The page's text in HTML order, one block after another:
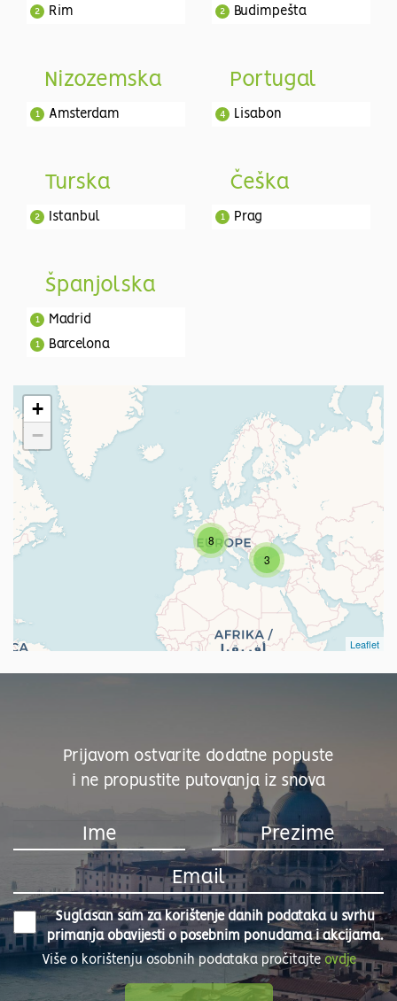
Rim
2 Budimpešta
2
Nizozemska
Amsterdam
1
Portugal
Lisabon
4
Turska
Istanbul
2
Češka
Prag
1
Španjolska
Madrid
1
Barcelona
1
3
8
+
−
Leaflet
Prijavom ostvarite dodatne popuste
i ne propustite putovanja iz snova
Suglasan sam za korištenje danih podataka u svrhu
primanja obavijesti o posebnim ponudama i akcijama.
Više o korištenju osobnih podataka pročitajteovdje